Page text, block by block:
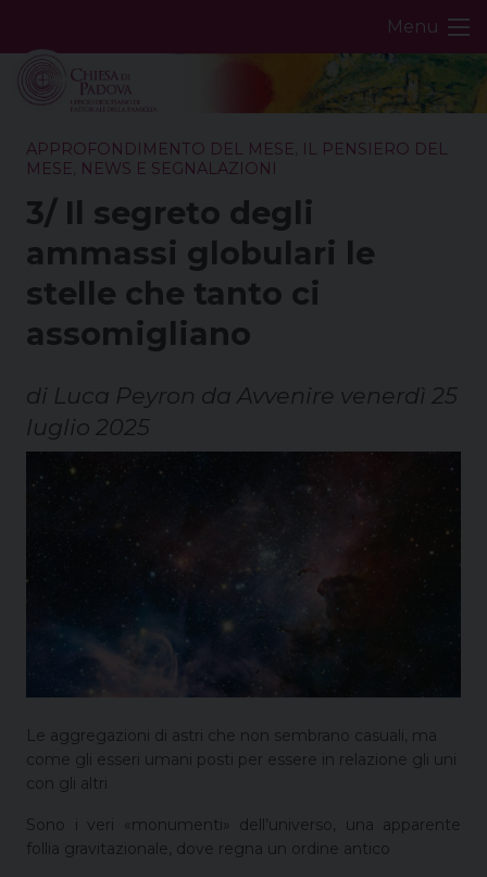
content
Menu
APPROFONDIMENTO DEL MESE
IL PENSIERO DEL
MESE
NEWS E SEGNALAZIONI
3/ Il segreto degli
ammassi globulari le
stelle che tanto ci
assomigliano
di Luca Peyron da Avvenire venerdì 25
luglio 2025
Le aggregazioni di astri che non sembrano casuali, ma
come gli esseri umani posti per essere in relazione gli uni
con gli altri
Sono i veri «monumenti» dell’universo, una apparente
follia gravitazionale, dove regna un ordine antico